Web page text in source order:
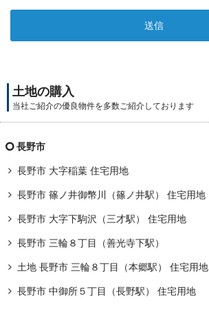
土地の購入
当社ご紹介の優良物件を多数ご紹介しております
長野市
長野市 大字稲葉 住宅用地
長野市 篠ノ井御幣川（篠ノ井駅） 住宅用地
長野市 大字下駒沢（三才駅） 住宅用地
長野市 三輪８丁目（善光寺下駅）
土地 長野市 三輪８丁目（本郷駅） 住宅用地
長野市 中御所５丁目（長野駅） 住宅用地